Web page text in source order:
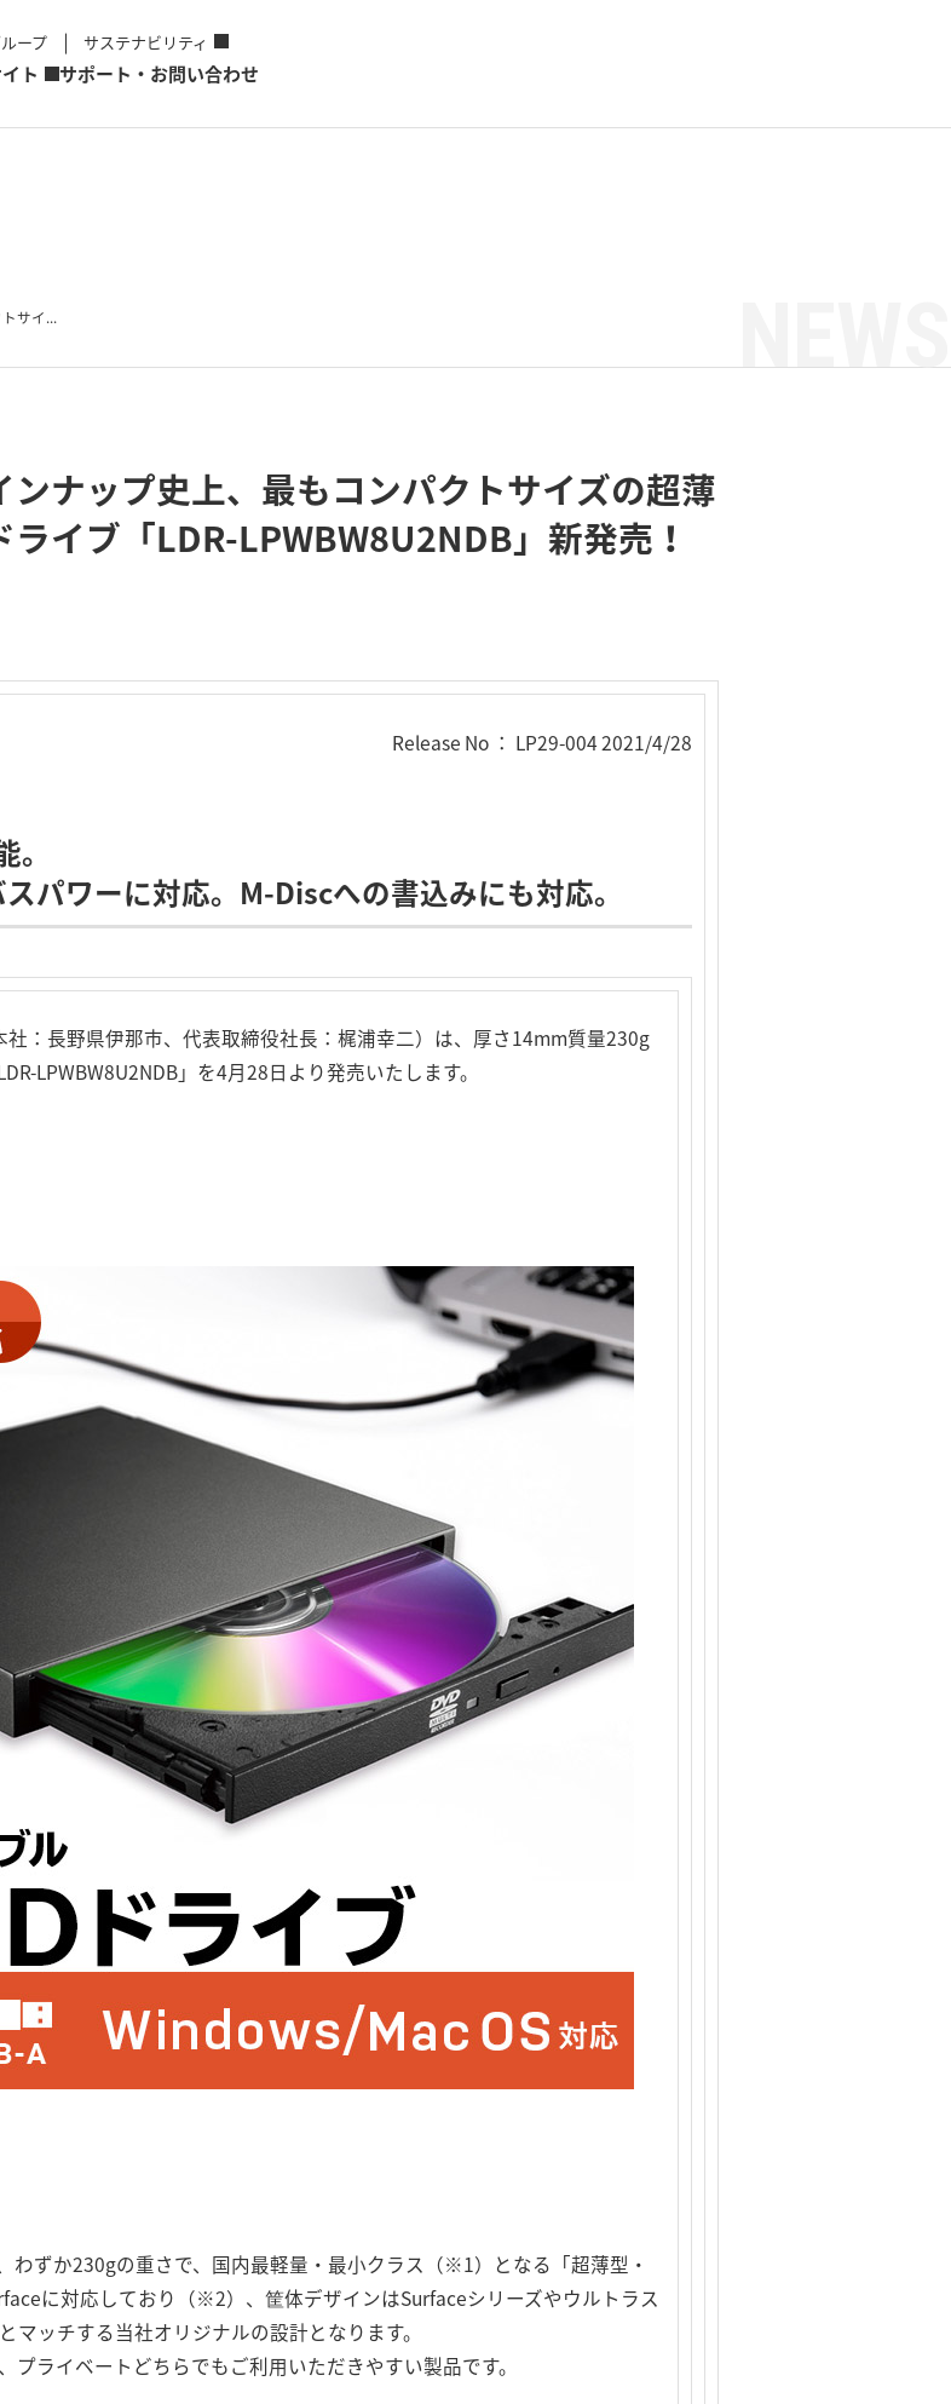
ープ サステナビリティ
ト サポート・お問い合わせ
サイ...
ナップ史上、最もコンパクトサイズの超薄
イブ「LDR-LPWBW8U2NDB」新発売！
Release No ： LP29-004 2021/4/28
パワーに対応。M-Discへの書込みにも対応。
：長野県伊那市、代表取締役社長：梶浦幸二）は、厚さ14mm質量230g
LPWBW8U2NDB」を4月28日より発売いたします。
ずか230gの重さで、国内最軽量・最小クラス（※1）となる「超薄型・
に対応しており（※2）、筐体デザインはSurfaceシリーズやウルトラス
ッチする当社オリジナルの設計となります。
ライベートどちらでもご利用いただきやすい製品です。